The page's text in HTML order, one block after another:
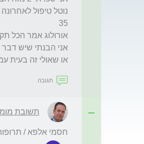
או שאולי זה בעית
תגובה
תשובת
חסמי אלפא /